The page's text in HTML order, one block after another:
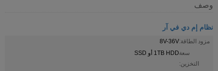
وصف
نظام إم دي في آر
مزود الطاقة:8V-36V
سعة
التخزين:
1TB HDD أو SSD